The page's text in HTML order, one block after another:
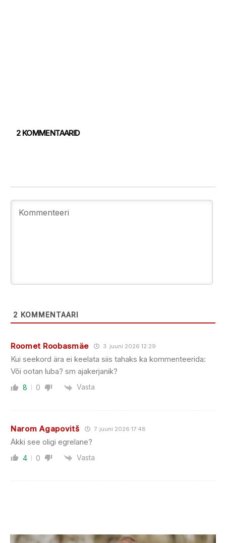
2 KOMMENTAARID
2 KOMMENTAARI
Roomet Roobasmäe 3. juuni 2026 12:29
Kui seekord ära ei keelata siis tahaks ka kommenteerida:
Või ootan luba? sm ajakerjanik?
8 0 Vasta
Narom Agapovitš 7. juuni 2026 17:48
Äkki see oligi egrelane?
4 0 Vasta